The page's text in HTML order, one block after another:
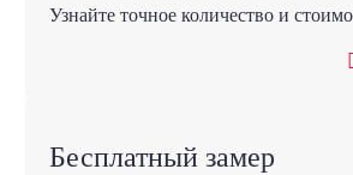
Узнайте точное количество и
Бесплатный замер